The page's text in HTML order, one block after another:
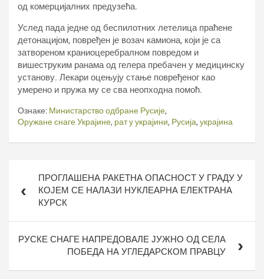
од комерцијалних предузећа.
Услед пада једне од беспилотних летелица праћене
детонацијом, повређен је возач камиона, који је са
затвореном краниоцеребралном повредом и
вишеструким ранама од гелера пребачен у медицинску
установу. Лекари оцењују стање повређеног као
умерено и пружа му се сва неопходна помоћ.
Ознаке: Министарство одбране Русије,
Оружане снаге Украјине, рат у украјини, Русија, украјина
чланкаПРОГЛАШЕНА РАКЕТНА ОПАСНОСТ У ГРАДУ У
КОЈЕМ СЕ НАЛАЗИ НУКЛЕАРНА ЕЛЕКТРАНА
КУРСК
РУСКЕ СНАГЕ НАПРЕДОВАЛЕ ЈУЖНО ОД СЕЛА
ПОБЕДА НА УГЛЕДАРСКОМ ПРАВЦУ